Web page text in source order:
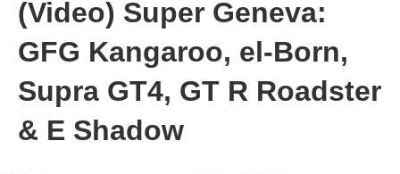
(Video) Super Geneva:
GFG Kangaroo, el-Born,
Supra GT4, GT R Roadster
& E Shadow